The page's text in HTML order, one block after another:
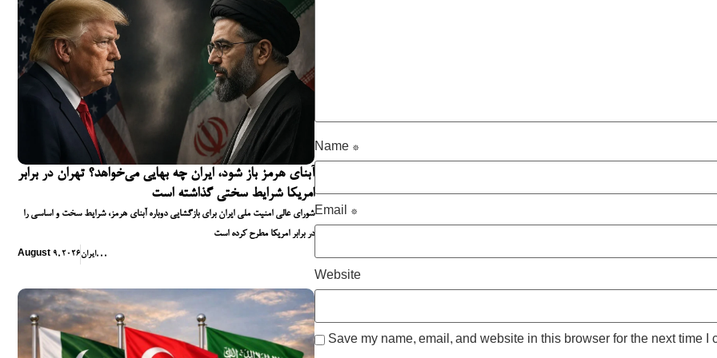
آبنای هرمز باز شود، ایران چه بهایی می‌خواهد؟ تهران در برابر
امریکا شرایط سختی گذاشته است
شورای عالی امنیت ملی ایران برای بازگشایی دوباره آبنای هرمز، شرایط سخت و اساسی را
در برابر امریکا مطرح کرده است
August 9, 2026ایران, , ,
Name *
Email *
Website
Save my name, email, and website in this browser for the next time I